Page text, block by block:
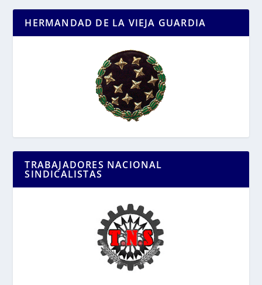
HERMANDAD DE LA VIEJA GUARDIA
TRABAJADORES NACIONAL
SINDICALISTAS